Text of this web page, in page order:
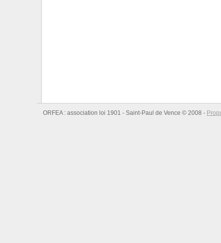
ORFEA : association loi 1901 - Saint-Paul de Vence © 2008 -